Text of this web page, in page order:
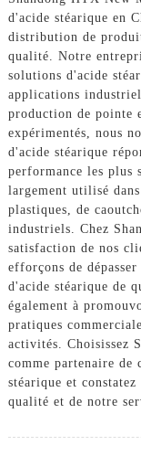
d'acide stéarique en
distribution de
qualité. Notre
solutions d'acide
applications
production de pointe
expérimentés, nous
d'acide stéarique
performance les plus
largement utilisé
plastiques, de
industriels. Chez
satisfaction de nos
efforçons de
d'acide stéarique de
également à
pratiques
activités. Choisissez
comme partenaire de
stéarique et
qualité et de notre